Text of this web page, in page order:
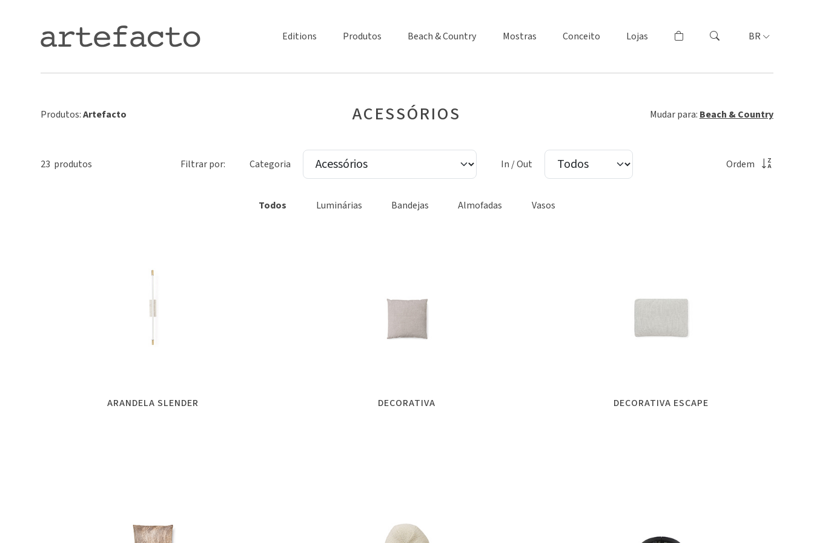
Editions Produtos Beach & Country Mostras Conceito Lojas BR
Produtos:Artefacto ACESSÓRIOS Mudar para: Beach & Country
23 produtos Filtrar por: Categoria In / Out Ordem
Todos Luminárias Bandejas Almofadas Vasos
ARANDELA SLENDER DECORATIVA DECORATIVA ESCAPE